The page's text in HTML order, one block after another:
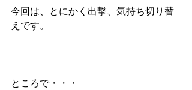
今回は、とにかく出撃、気持ち切り替
えです。
ところで・・・